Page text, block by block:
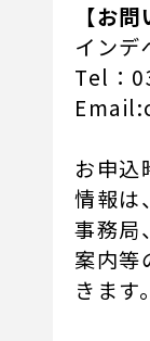
【お
インデ
Tel：
お申込
情報は
事務局
案内等
きます。